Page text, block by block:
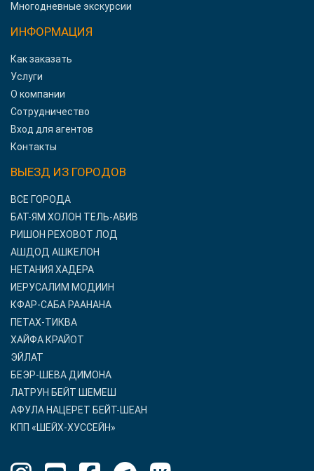
Многодневные экскурсии
ИНФОРМАЦИЯ
Как заказать
Услуги
О компании
Сотрудничество
Вход для агентов
Контакты
ВЫЕЗД ИЗ ГОРОДОВ
ВСЕ ГОРОДА
БАТ-ЯМ ХОЛОН ТЕЛЬ-АВИВ
РИШОН РЕХОВОТ ЛОД
АШДОД АШКЕЛОН
НЕТАНИЯ ХАДЕРА
ИЕРУСАЛИМ МОДИИН
КФАР-САБА РААНАНА
ПЕТАХ-ТИКВА
ХАЙФА КРАЙОТ
ЭЙЛАТ
БЕЭР-ШЕВА ДИМОНА
ЛАТРУН БЕЙТ ШЕМЕШ
АФУЛА НАЦЕРЕТ БЕЙТ-ШЕАН
КПП «ШЕЙХ-ХУССЕЙН»